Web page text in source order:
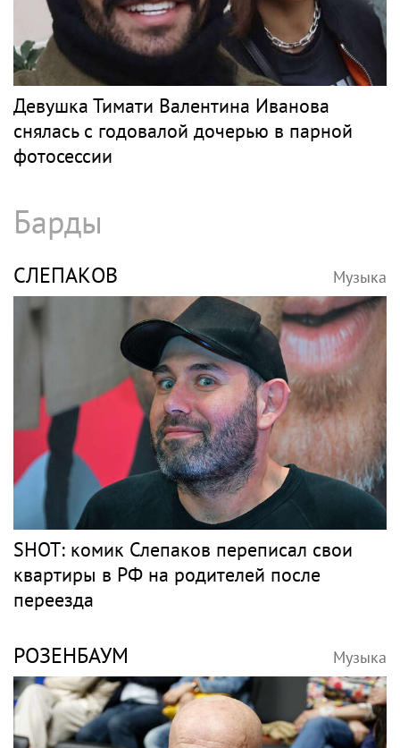
Девушка Тимати Валентина Иванова
снялась с годовалой дочерью в парной
фотосессии
Барды
СЛЕПАКОВ Музыка
SHOT: комик Слепаков переписал свои
квартиры в РФ на родителей после
переезда
РОЗЕНБАУМ Музыка